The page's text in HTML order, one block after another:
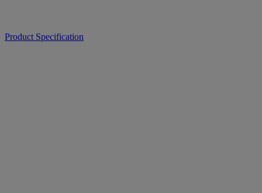
Product Specification